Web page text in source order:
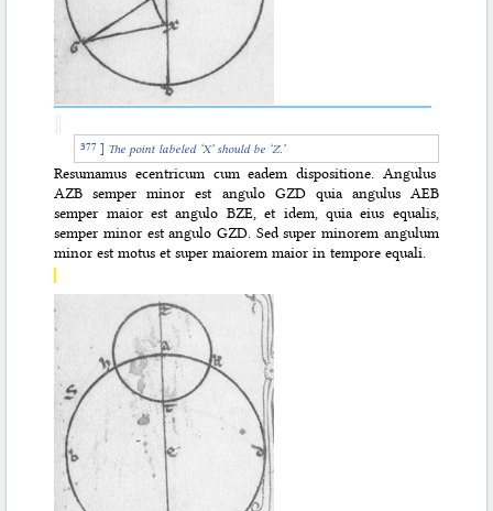
] The point labeled ‘X’ should be ‘Z.’
Resumamus ecentricum cum eadem dispositione. Angulus
AZB semper minor est angulo GZD quia angulus AEB
semper maior est angulo BZE, et idem, quia eius equalis,
semper minor est angulo GZD. Sed super minorem angulum
minor est motus et super maiorem maior in tempore equali.